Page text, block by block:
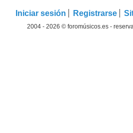
Iniciar sesión Registrarse
2004 - 2026 © foromúsicos.es -